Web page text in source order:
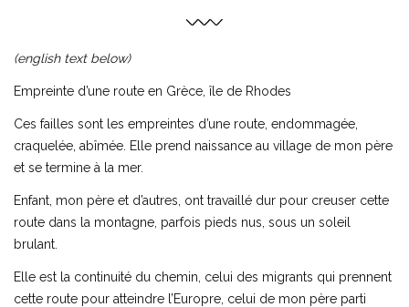
(english text below)
Empreinte d’une route en Grèce, île de Rhodes
Ces failles sont les empreintes d’une route, endommagée,
craquelée, abîmée. Elle prend naissance au village de mon père
et se termine à la mer.
Enfant, mon père et d’autres, ont travaillé dur pour creuser cette
route dans la montagne, parfois pieds nus, sous un soleil
brulant.
Elle est la continuité du chemin, celui des migrants qui prennent
cette route pour atteindre l’Europre, celui de mon père parti